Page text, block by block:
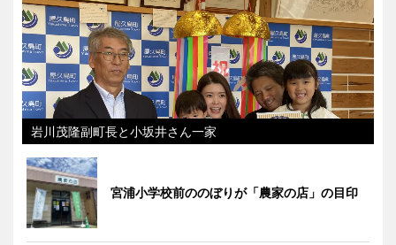
岩川茂隆副町長と小坂井さん一家
宮浦小学校前ののぼりが「農家の店」の目印